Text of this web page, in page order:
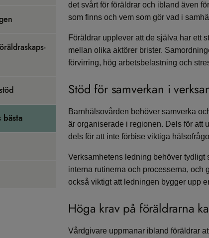
bästa
det svårt för föräldrar och ibland även
som finns och vem som gör vad i
Föräldrar upplever att de själva har ett
mellan olika aktörer brister.
förvirring, hög arbetsbelastning och
Stöd för samverkan i
Barnhälsovården behöver samverka
är organiserade i regionen. Dels för att
dels för att inte förbise viktiga
Verksamhetens ledning behöver tydligt
interna rutinerna och processerna, och
också viktigt att ledningen bygger upp
Höga krav på föräldrarna
Vårdgivare uppmanar ibland föräldrar